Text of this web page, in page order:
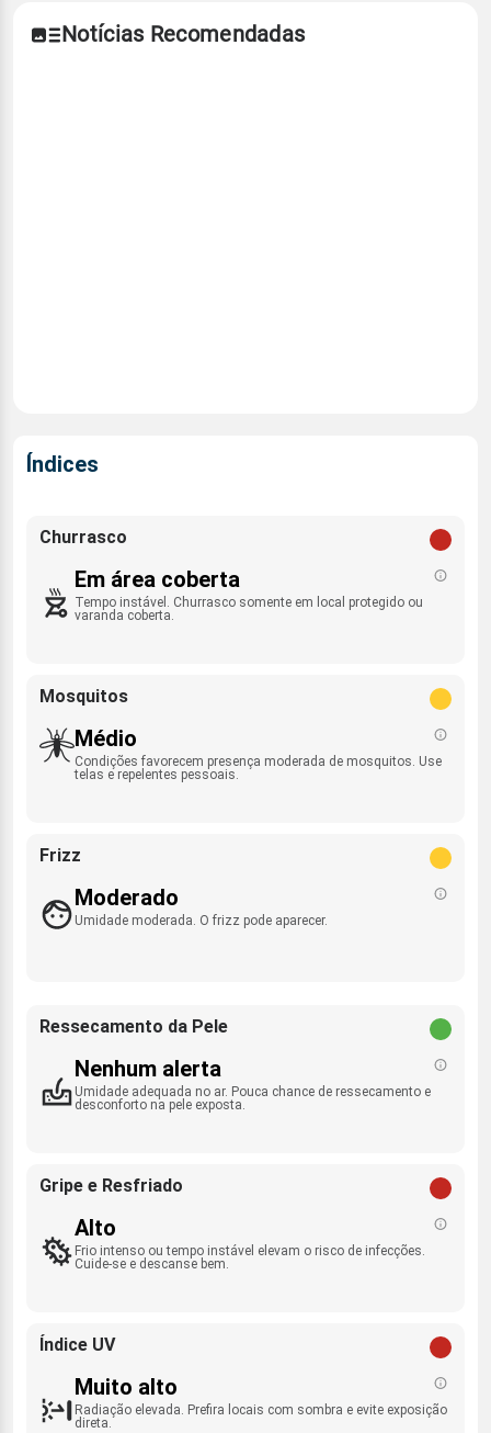
Notícias Recomendadas
Índices
Churrasco
Em área coberta
Tempo instável. Churrasco somente em local protegido ou
varanda coberta.
Mosquitos
Médio
Condições favorecem presença moderada de mosquitos. Use
telas e repelentes pessoais.
Frizz
Moderado
Umidade moderada. O frizz pode aparecer.
Ressecamento da Pele
Nenhum alerta
Umidade adequada no ar. Pouca chance de ressecamento e
desconforto na pele exposta.
Gripe e Resfriado
Alto
Frio intenso ou tempo instável elevam o risco de infecções.
Cuide-se e descanse bem.
Índice UV
Muito alto
Radiação elevada. Prefira locais com sombra e evite exposição
direta.